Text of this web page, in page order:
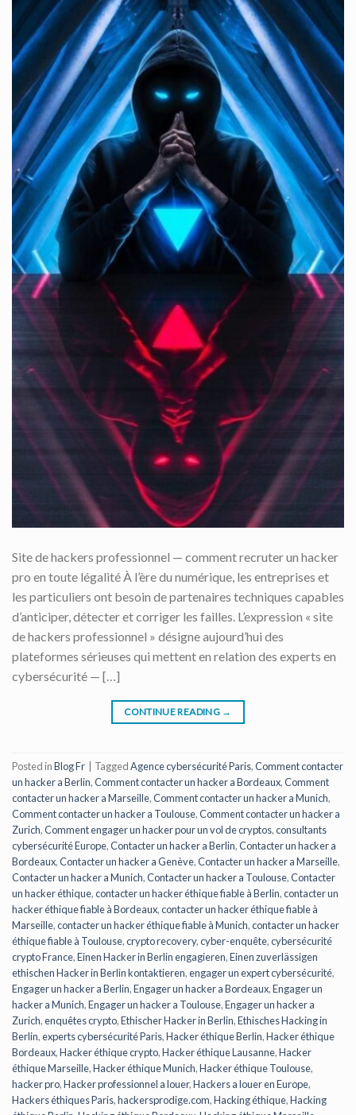
Site de hackers professionnel — comment recruter un hacker
pro en toute légalité À l’ère du numérique, les entreprises et
les particuliers ont besoin de partenaires techniques capables
d’anticiper, détecter et corriger les failles. L’expression « site
de hackers professionnel » désigne aujourd’hui des
plateformes sérieuses qui mettent en relation des experts en
cybersécurité — […]
CONTINUE READING →
Posted inBlog Fr TaggedAgence cybersécurité Paris,Comment contacter
un hacker a Berlin,Comment contacter un hacker a Bordeaux,Comment
contacter un hacker a Marseille,Comment contacter un hacker a Munich,
Comment contacter un hacker a Toulouse,Comment contacter un hacker a
Zurich,Comment engager un hacker pour un vol de cryptos,consultants
cybersécurité Europe,Contacter un hacker a Berlin,Contacter un hacker a
Bordeaux,Contacter un hacker a Genève,Contacter un hacker a Marseille,
Contacter un hacker a Munich,Contacter un hacker a Toulouse,Contacter
un hacker éthique,contacter un hacker éthique fiable à Berlin,contacter un
hacker éthique fiable à Bordeaux,contacter un hacker éthique fiable à
Marseille,contacter un hacker éthique fiable à Munich,contacter un hacker
éthique fiable à Toulouse,crypto recovery,cyber-enquête,cybersécurité
crypto France,Einen Hacker in Berlin engagieren,Einen zuverlässigen
ethischen Hacker in Berlin kontaktieren,engager un expert cybersécurité,
Engager un hacker a Berlin,Engager un hacker a Bordeaux,Engager un
hacker a Munich,Engager un hacker a Toulouse,Engager un hacker a
Zurich,enquêtes crypto,Ethischer Hacker in Berlin,Ethisches Hacking in
Berlin,experts cybersécurité Paris,Hacker éthique Berlin,Hacker éthique
Bordeaux,Hacker éthique crypto,Hacker éthique Lausanne,Hacker
éthique Marseille,Hacker éthique Munich,Hacker éthique Toulouse,
hacker pro,Hacker professionnel a louer,Hackers a louer en Europe,
Hackers éthiques Paris,hackersprodige.com,Hacking éthique,Hacking